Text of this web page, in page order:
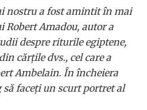
nostru a fost amintit în mai
Amadou, autor a
despre riturile egiptene,
cărţile dvs., cel care a
Ambelain. În încheiera
faceţi un scurt portret al